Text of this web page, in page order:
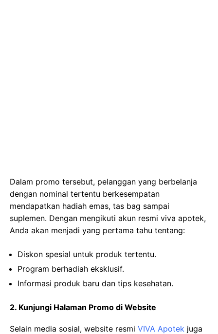
Dalam promo tersebut, pelanggan yang berbelanja
dengan nominal tertentu berkesempatan
mendapatkan hadiah emas, tas bag sampai
suplemen. Dengan mengikuti akun resmi viva apotek,
Anda akan menjadi yang pertama tahu tentang:
Diskon spesial untuk produk tertentu.
Program berhadiah eksklusif.
Informasi produk baru dan tips kesehatan.
2. Kunjungi Halaman Promo di Website
Selain media sosial, website resmi VIVA Apotek juga